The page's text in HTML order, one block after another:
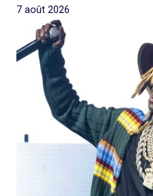
7 août 2026